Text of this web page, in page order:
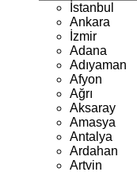
İstanbul
Ankara
İzmir
Adana
Adıyaman
Afyon
Ağrı
Aksaray
Amasya
Antalya
Ardahan
Artvin